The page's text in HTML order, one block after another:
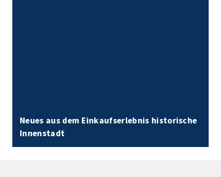
Neues aus dem Einkaufserlebnis historische
Innenstadt